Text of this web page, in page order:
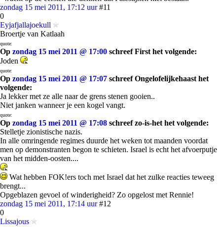
zondag 15 mei 2011, 17:12 uur #11
0
Eyjafjallajoekull
Broertje van Katlaah
quote:
Op zondag 15 mei 2011 @ 17:00 schreef First het volgende:
Joden
quote:
Op zondag 15 mei 2011 @ 17:07 schreef Ongelofelijkehaast het
volgende:
Ja lekker met ze alle naar de grens stenen gooien..
Niet janken wanneer je een kogel vangt.
quote:
Op zondag 15 mei 2011 @ 17:08 schreef zo-is-het het volgende:
Stelletje zionistische nazis.
In alle omringende regimes duurde het weken tot maanden voordat
men op demonstranten begon te schieten. Israel is echt het afvoerputje
van het midden-oosten....
Wat hebben FOK!ers toch met Israel dat het zulke reacties teweeg
brengt...
Opgeblazen gevoel of winderigheid? Zo opgelost met Rennie!
zondag 15 mei 2011, 17:14 uur #12
0
Lissajous